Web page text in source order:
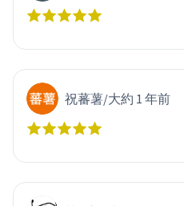
祝蕃薯/大約 1 年前